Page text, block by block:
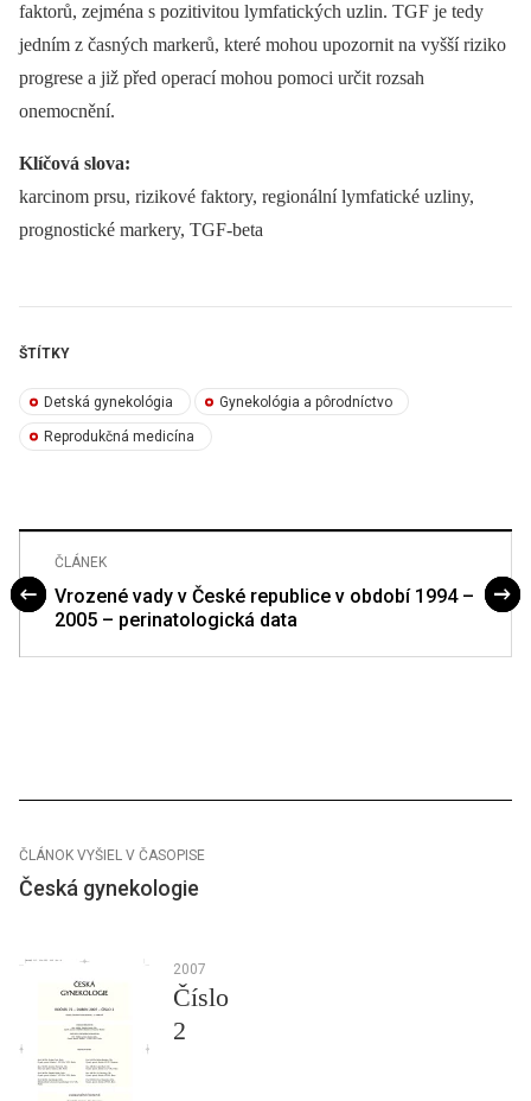
faktorů, zejména s pozitivitou lymfatických uzlin. TGF je tedy
jedním z časných markerů, které mohou upozornit na vyšší riziko
progrese a již před operací mohou pomoci určit rozsah
onemocnění.
Klíčová slova:
karcinom prsu, rizikové faktory, regionální lymfatické uzliny,
prognostické markery, TGF-beta
ŠTÍTKY
Detská gynekológia Gynekológia a pôrodníctvo
Reprodukčná medicína
ČLÁNEK
Vrozené vady v České republice v období 1994 –
2005 – perinatologická data
ČLÁNOK VYŠIEL V ČASOPISE
Česká gynekologie
2007
Číslo
2